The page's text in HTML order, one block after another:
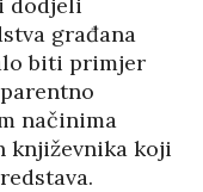
građana
biti primjer
načinima
književnika koji